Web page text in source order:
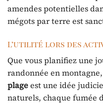
amendes potentielles
mégots par terre est
L’utilité lors des
Que vous planifiez une
randonnée en
plageest une idée
naturels, chaque fumée